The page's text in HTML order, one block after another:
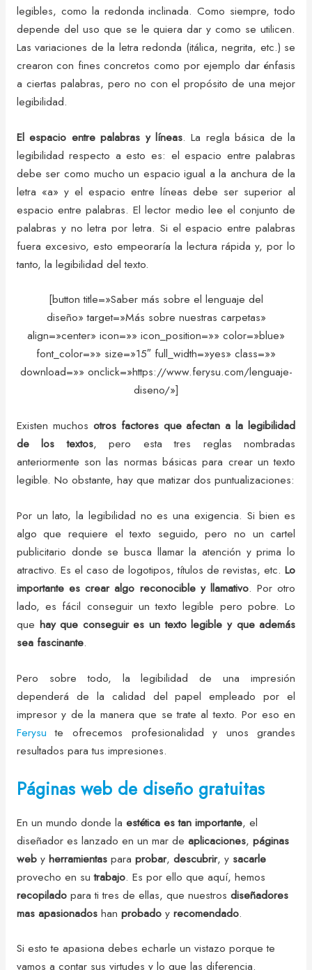
legibles, como la redonda inclinada. Como siempre, todo
depende del uso que se le quiera dar y como se utilicen.
Las variaciones de la letra redonda (itálica, negrita, etc.) se
crearon con fines concretos como por ejemplo dar énfasis
a ciertas palabras, pero no con el propósito de una mejor
legibilidad.
El espacio entre palabras y líneas. La regla básica de la
legibilidad respecto a esto es: el espacio entre palabras
debe ser como mucho un espacio igual a la anchura de la
letra «a» y el espacio entre líneas debe ser superior al
espacio entre palabras. El lector medio lee el conjunto de
palabras y no letra por letra. Si el espacio entre palabras
fuera excesivo, esto empeoraría la lectura rápida y, por lo
tanto, la legibilidad del texto.
[button title=»Saber más sobre el lenguaje del
diseño» target=»Más sobre nuestras carpetas»
align=»center» icon=»» icon_position=»» color=»blue»
font_color=»» size=»15″ full_width=»yes» class=»»
download=»» onclick=»https://www.ferysu.com/lenguaje-
diseno/»]
Existen muchos otros factores que afectan a la legibilidad
de los textos, pero esta tres reglas nombradas
anteriormente son las normas básicas para crear un texto
legible. No obstante, hay que matizar dos puntualizaciones:
Por un lato, la legibilidad no es una exigencia. Si bien es
algo que requiere el texto seguido, pero no un cartel
publicitario donde se busca llamar la atención y prima lo
atractivo. Es el caso de logotipos, títulos de revistas, etc.Lo
importante es crear algo reconocible y llamativo. Por otro
lado, es fácil conseguir un texto legible pero pobre. Lo
que hay que conseguir es un texto legible y que además
sea fascinante.
Pero sobre todo, la legibilidad de una impresión
dependerá de la calidad del papel empleado por el
impresor y de la manera que se trate al texto. Por eso en
Ferysute ofrecemos profesionalidad y unos grandes
resultados para tus impresiones.
Páginas web de diseño gratuitas
En un mundo donde la estética es tan importante, el
diseñador es lanzado en un mar de aplicaciones, páginas
weby herramientaspara probar, descubrir, y sacarle
provecho en sutrabajo. Es por ello que aquí, hemos
recopiladopara ti tres de ellas, que nuestros diseñadores
mas apasionadoshan probadoy recomendado.
Si esto te apasiona debes echarle un vistazo porque te
vamos a contar sus virtudes y lo que las diferencia.